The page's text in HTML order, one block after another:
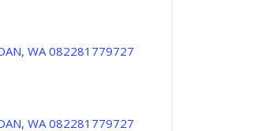
WA 082281779727
WA 082281779727